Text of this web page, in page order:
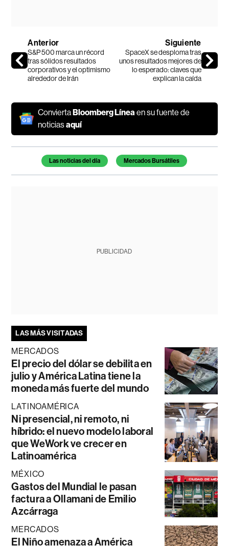
Anterior
S&P 500 marca un récord
tras sólidos resultados
corporativos y el optimismo
alrededor de Irán
Siguiente
SpaceX se desploma tras
unos resultados mejores de
lo esperado: claves que
explican la caída
ConviertaBloomberg Línea en su fuente de
noticiasaquí
Temas de este artículo
Las noticias del día Mercados Bursátiles
PUBLICIDAD
LAS MÁS VISITADAS
MERCADOS
El precio del dólar se debilita en
julio y América Latina tiene la
moneda más fuerte del mundo
LATINOAMÉRICA
Ni presencial, ni remoto, ni
híbrido: el nuevo modelo laboral
que WeWork ve crecer en
Latinoamérica
MÉXICO
Gastos del Mundial le pasan
factura a Ollamani de Emilio
Azcárraga
MERCADOS
El Niño amenaza a América